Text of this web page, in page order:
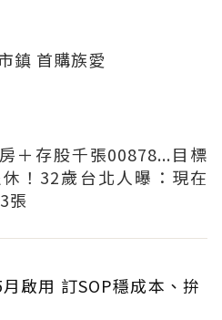
鎮 首購族愛
＋存股千張00878...目標
！32歲台北人曝：現在
張
啟用 訂SOP穩成本、拚